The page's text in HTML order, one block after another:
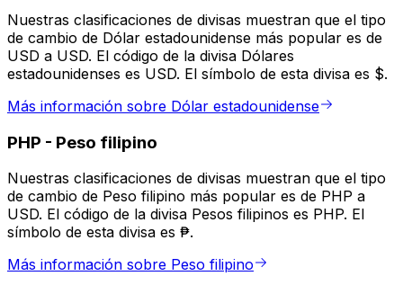
Nuestras clasificaciones de divisas muestran que el tipo
de cambio de Dólar estadounidense más popular es de
USD a USD. El código de la divisa Dólares
estadounidenses es USD. El símbolo de esta divisa es $.
Más información sobre Dólar estadounidense
PHP - Peso filipino
Nuestras clasificaciones de divisas muestran que el tipo
de cambio de Peso filipino más popular es de PHP a
USD. El código de la divisa Pesos filipinos es PHP. El
símbolo de esta divisa es ₱.
Más información sobre Peso filipino